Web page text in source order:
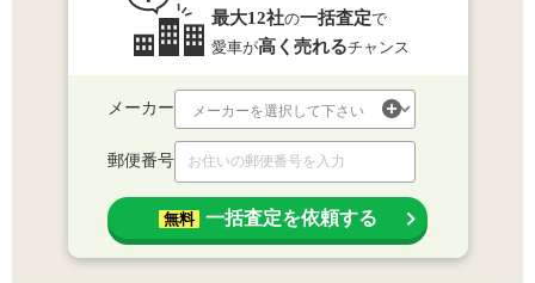
最大12社の一括査定で
愛車が高く売れるチャンス
メーカー
郵便番号
無料 一括査定を依頼する